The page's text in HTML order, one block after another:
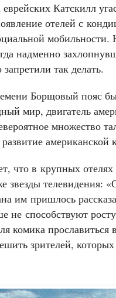
Катскилл
отелей с
мобильности.
надменно
запретили так делать.
Борщовый пояс
мир, двигатель
множество
американской
что в крупных
звезды телевидения:
им пришлось
не способствуют
комика
зрителей,